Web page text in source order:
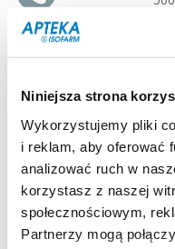
Niniejsza strona
Wykorzystujemy pliki
i reklam, aby oferować
analizować ruch w
korzystasz z naszej
społecznościowym,
Partnerzy mogą
producent / dystrybutor:
typ produktu: lek
pojemność / waga: 15 ml
dla kogo: dorośli,
Opis:
Acatar Control aerozol do
udrożniający nos,
Działanie i zastosowanie:
Najnowocześniejsza